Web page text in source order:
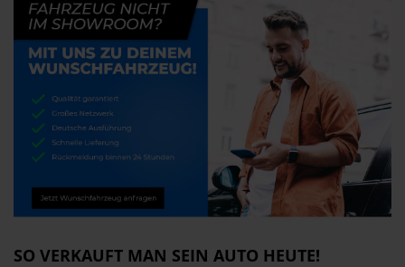
SO VERKAUFT MAN SEIN AUTO HEUTE!